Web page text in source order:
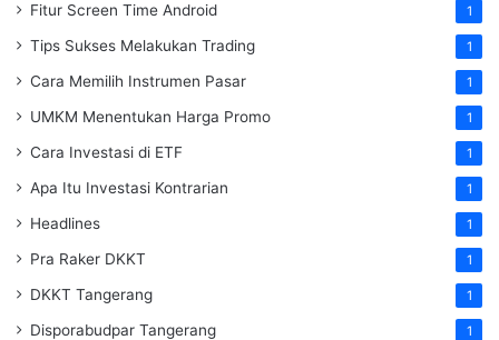
Fitur Screen Time Android 1
Tips Sukses Melakukan Trading 1
Cara Memilih Instrumen Pasar 1
UMKM Menentukan Harga Promo 1
Cara Investasi di ETF 1
Apa Itu Investasi Kontrarian 1
Headlines 1
Pra Raker DKKT 1
DKKT Tangerang 1
Disporabudpar Tangerang 1